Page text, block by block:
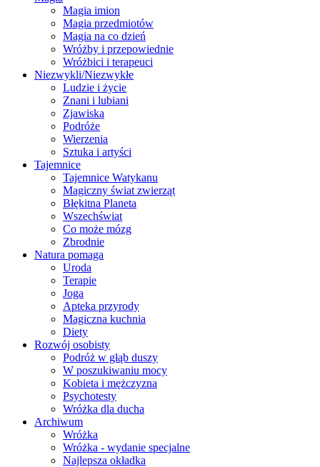
Magia imion
Magia przedmiotów
Magia na co dzień
Wróżby i przepowiednie
Wróżbici i terapeuci
Niezwykli/Niezwykłe
Ludzie i życie
Znani i lubiani
Zjawiska
Podróże
Wierzenia
Sztuka i artyści
Tajemnice
Tajemnice Watykanu
Magiczny świat zwierząt
Błękitna Planeta
Wszechświat
Co może mózg
Zbrodnie
Natura pomaga
Uroda
Terapie
Joga
Apteka przyrody
Magiczna kuchnia
Diety
Rozwój osobisty
Podróż w głąb duszy
W poszukiwaniu mocy
Kobieta i mężczyzna
Psychotesty
Wróżka dla ducha
Archiwum
Wróżka
Wróżka - wydanie specjalne
Najlepsza okładka